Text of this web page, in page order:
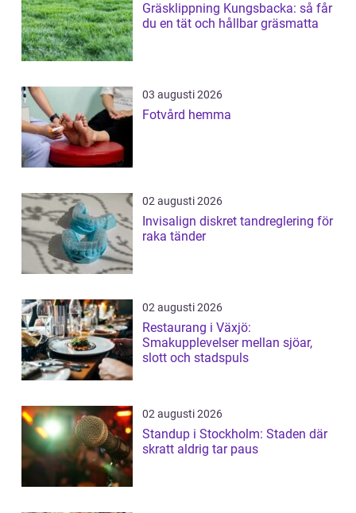
Gräsklippning Kungsbacka: så får
du en tät och hållbar gräsmatta
03 augusti 2026
Fotvård hemma
02 augusti 2026
Invisalign diskret tandreglering för
raka tänder
02 augusti 2026
Restaurang i Växjö:
Smakupplevelser mellan sjöar,
slott och stadspuls
02 augusti 2026
Standup i Stockholm: Staden där
skratt aldrig tar paus